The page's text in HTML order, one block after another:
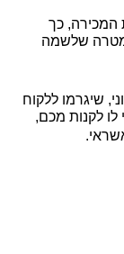
המכירה, כך
שלשמה
שיגרמו ללקוח
לו לקנות מכם,